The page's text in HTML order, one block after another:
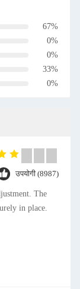
67%
0%
0%
33%
0%
उपयोगी (8987)
The
in place.